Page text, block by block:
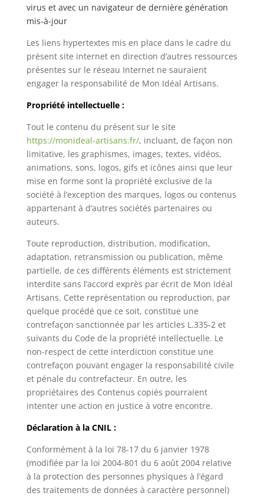
virus et avec un navigateur de dernière génération
mis-à-jour
Les liens hypertextes mis en place dans le cadre du
présent site internet en direction d’autres ressources
présentes sur le réseau Internet ne sauraient
engager la responsabilité de Mon Idéal Artisans.
Propriété intellectuelle :
Tout le contenu du présent sur le site
https://monideal-artisans.fr/, incluant, de façon non
limitative, les graphismes, images, textes, vidéos,
animations, sons, logos, gifs et icônes ainsi que leur
mise en forme sont la propriété exclusive de la
société à l’exception des marques, logos ou contenus
appartenant à d’autres sociétés partenaires ou
auteurs.
Toute reproduction, distribution, modification,
adaptation, retransmission ou publication, même
partielle, de ces différents éléments est strictement
interdite sans l’accord exprès par écrit de Mon Idéal
Artisans. Cette représentation ou reproduction, par
quelque procédé que ce soit, constitue une
contrefaçon sanctionnée par les articles L.335-2 et
suivants du Code de la propriété intellectuelle. Le
non-respect de cette interdiction constitue une
contrefaçon pouvant engager la responsabilité civile
et pénale du contrefacteur. En outre, les
propriétaires des Contenus copiés pourraient
intenter une action en justice à votre encontre.
Déclaration à la CNIL :
Conformément à la loi 78-17 du 6 janvier 1978
(modifiée par la loi 2004-801 du 6 août 2004 relative
à la protection des personnes physiques à l’égard
des traitements de données à caractère personnel)